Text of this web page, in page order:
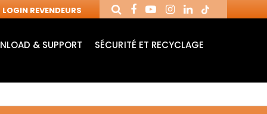
LOGIN REVENDEURS
& SUPPORT
SÉCURITÉ ET RECYCLAGE